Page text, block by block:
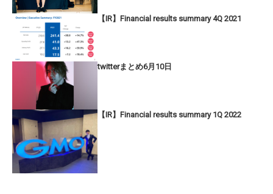
【IR】Financial results summary 4Q 2021
twitterまとめ6月10日
【IR】Financial results summary 1Q 2022